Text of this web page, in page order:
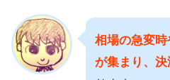
相場の急変
が集まり、